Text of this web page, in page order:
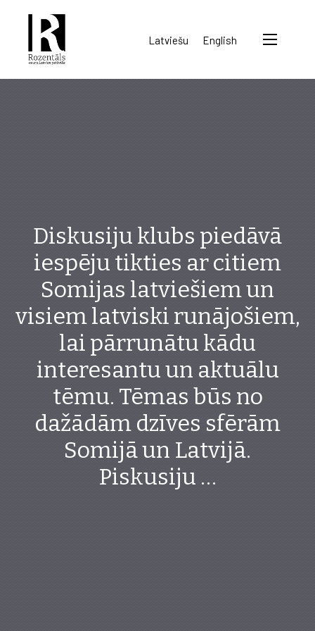
Rozentāls-
seura
Latviešu English
Diskusiju klubs piedāvā
iespēju tikties ar citiem
Somijas latviešiem un
visiem latviski runājošiem,
lai pārrunātu kādu
interesantu un aktuālu
tēmu. Tēmas būs no
dažādām dzīves sfērām
Somijā un Latvijā.
Piskusiju …